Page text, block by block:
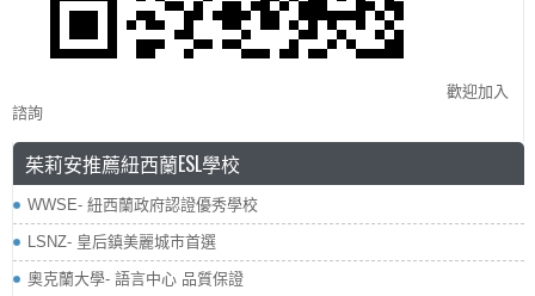
歡迎加入
諮詢
茱莉安推薦紐西蘭ESL學校
WWSE- 紐西蘭政府認證優秀學校
LSNZ- 皇后鎮美麗城市首選
奧克蘭大學- 語言中心 品質保證